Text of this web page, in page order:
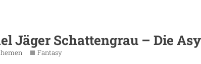
Jäger Schattengrau – Die
Fantasy